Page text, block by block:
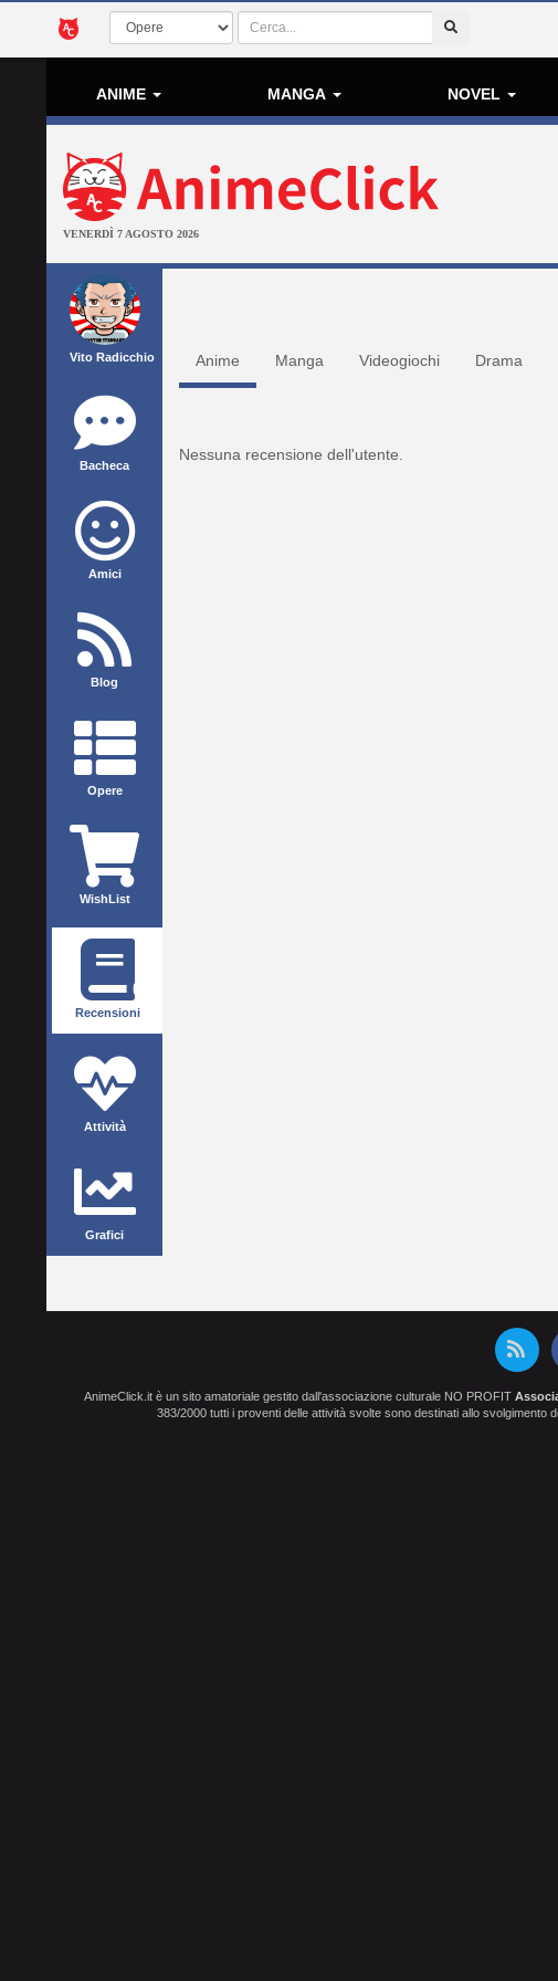
ANIME MANGA NOVEL
VENERDÌ 7 AGOSTO 2026
Vito Radicchio
Bacheca
Amici
Blog
Opere
WishList
Recensioni
Attività
Grafici
Anime Manga Videogiochi Drama
Nessuna recensione dell'utente.
AnimeClick.it è un sito amatoriale gestito dall'associazione culturale NO PROFIT
383/2000 tutti i proventi delle attività svolte sono destinati allo